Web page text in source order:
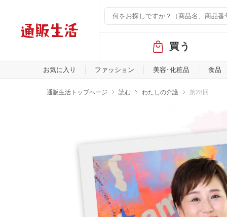
バ
ル
メ
買う
お気に入り ファッション 美容･化粧品 食品
通販生活トップページ 読む わたしの介護 第28回